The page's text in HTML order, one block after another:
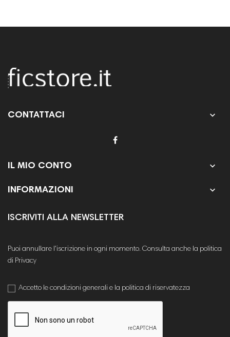
CONTATTACI 
IL MIO CONTO 
INFORMAZIONI 
ISCRIVITI ALLA NEWSLETTER
Puoi annullare l'iscrizione in ogni momento. Consulta anche la politica
di Privacy
Accetto le condizioni generali e la politica di riservatezza